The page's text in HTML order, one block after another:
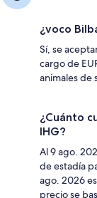
¿voco
Sí, se
cargo de
animales de
¿Cuánto
IHG?
Al 9 ago.
de estadía
ago. 2026
precio se